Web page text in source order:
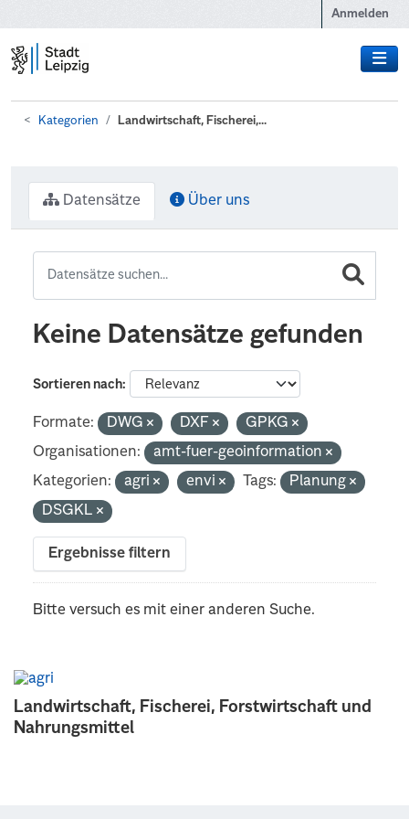
Anmelden
Kategorien Landwirtschaft, Fischerei,...
Landwirtschaft, Fischerei, Forstwirtschaft und
Nahrungsmittel
Datensätze Über uns
Keine Datensätze gefunden
Sortieren nach
Formate: DWG DXF
GPKG
Organisationen:
amt-fuer-geoinformation
Kategorien:
agri envi Tags:
Planung
DSGKL
Ergebnisse filtern
Bitte versuch es mit einer anderen Suche.